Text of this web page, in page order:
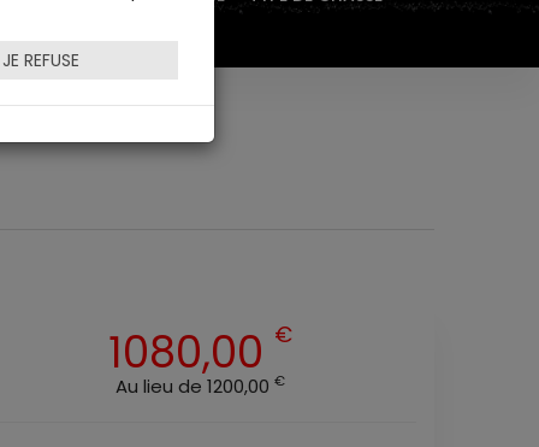
1080,00 €
Au lieu de 1200,00 €
JE REFUSE